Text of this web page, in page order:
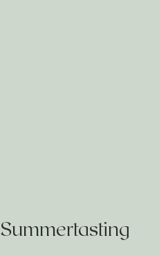
Summertasting